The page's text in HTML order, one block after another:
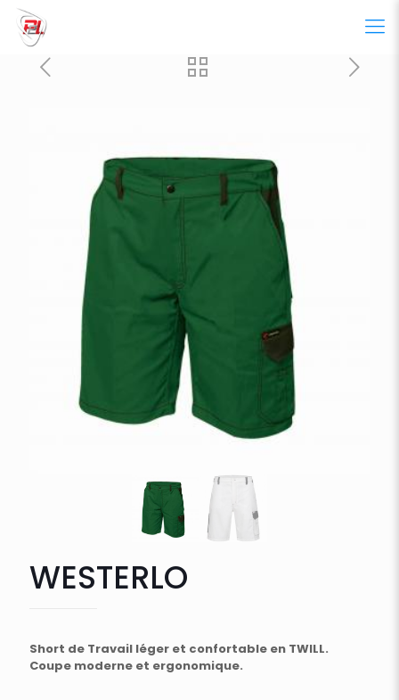
WESTERLO
Short de Travail léger et confortable en TWILL.
Coupe moderne et ergonomique.